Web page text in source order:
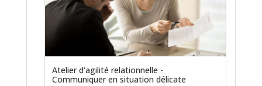
Atelier d'agilité relationnelle -
Communiquer en situation délicate